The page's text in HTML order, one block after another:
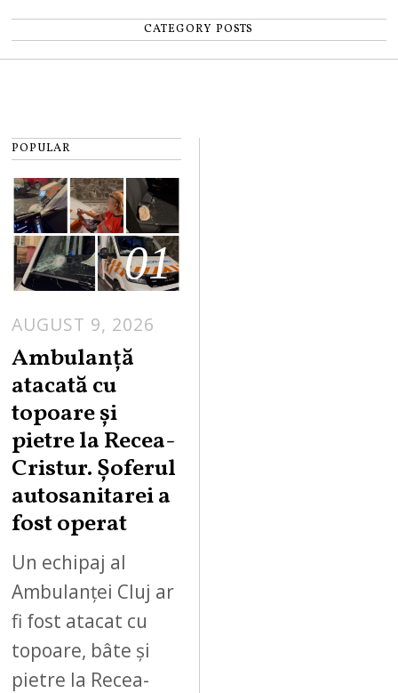
CATEGORY POSTS
POPULAR
01
AUGUST 9, 2026
Ambulanță
atacată cu
topoare și
pietre la Recea-
Cristur. Șoferul
autosanitarei a
fost operat
Un echipaj al
Ambulanței Cluj ar
fi fost atacat cu
topoare, bâte și
pietre la Recea-